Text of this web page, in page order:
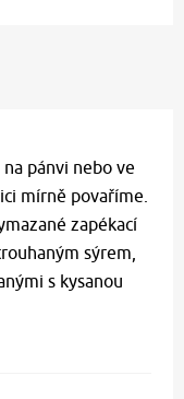
pánvi nebo ve
mírně povaříme.
zapékací
sýrem,
s kysanou